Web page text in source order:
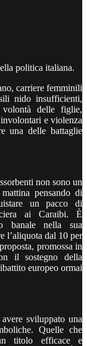
politica italiana.
carriere femminili
nido insufficienti,
delle figlie,
e violenza
una delle battaglie
non sono un
pensando di
un pacco di
ai Caraibi. È
banale nella sua
l’aliquota dal 10 per
promossa in
il sostegno della
europeo ormai
sviluppato una
Quelle che
titolo efficace e